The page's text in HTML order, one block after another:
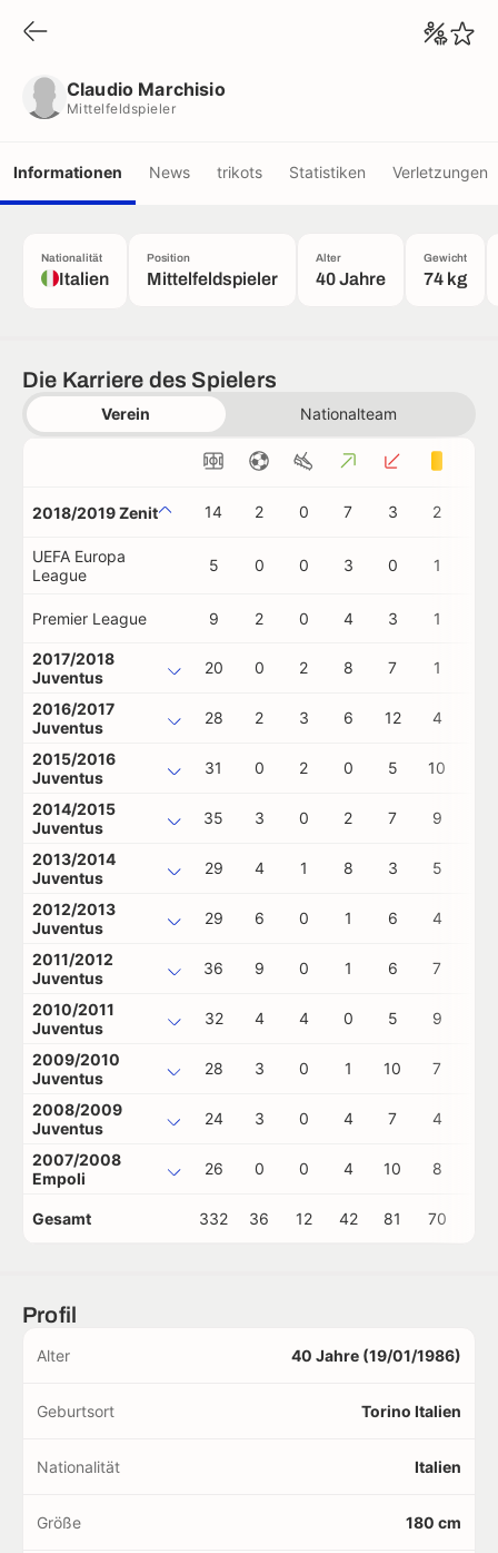
Claudio Marchisio
Mittelfeldspieler
Informationen News trikots Statistiken Verletzungen
Nationalität
Italien
Position
Mittelfeldspieler
Alter
40 Jahre
Gewicht
74 kg
Die Karriere des Spielers
Verein Nationalteam
2018/2019 Zenit 14 2 0 7 3 2
UEFA Europa
League
5 0 0 3 0 1
Premier League 9 2 0 4 3 1
2017/2018
Juventus
20 0 2 8 7 1
2016/2017
Juventus
28 2 3 6 12 4
2015/2016
Juventus
31 0 2 0 5 10
2014/2015
Juventus
35 3 0 2 7 9
2013/2014
Juventus
29 4 1 8 3 5
2012/2013
Juventus
29 6 0 1 6 4
2011/2012
Juventus
36 9 0 1 6 7
2010/2011
Juventus
32 4 4 0 5 9
2009/2010
Juventus
28 3 0 1 10 7
2008/2009
Juventus
24 3 0 4 7 4
2007/2008
Empoli
26 0 0 4 10 8
Gesamt 332 36 12 42 81 70
Profil
Alter 40 Jahre (19/01/1986)
Geburtsort Torino Italien
Nationalität Italien
Größe 180 cm